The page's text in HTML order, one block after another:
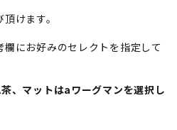
けます。
にお好みのセレクトを指定して
、マットはaワーグマンを選択し